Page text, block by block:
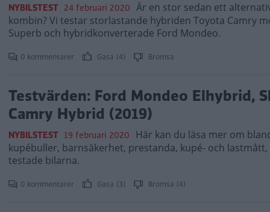
NYBILSTEST 24 februari 2020 Är en stor sedan ett
kombin? Vi testar storlastande hybriden Toyota Camry
Superb och hybridkonverterade Ford Mondeo.
0 kommentarer Gasa (4) Bromsa
Testvärden: Ford Mondeo Elhybrid,
Camry Hybrid (2019)
NYBILSTEST 19 februari 2020 Här kan du läsa mer om
kupébuller, barnsäkerhet, prestanda, kupé- och
testade bilarna.
0 kommentarer Gasa (3) Bromsa (4)